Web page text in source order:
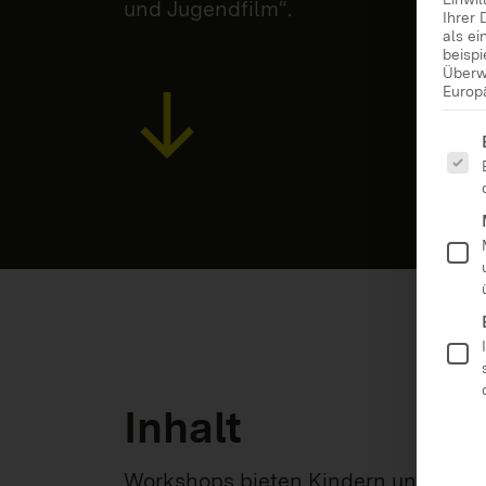
und Jugendfilm“.
Inhalt
Workshops bieten Kindern und
Ihrer
als
Es